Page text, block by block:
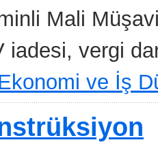
Mali
vergi
ve İş